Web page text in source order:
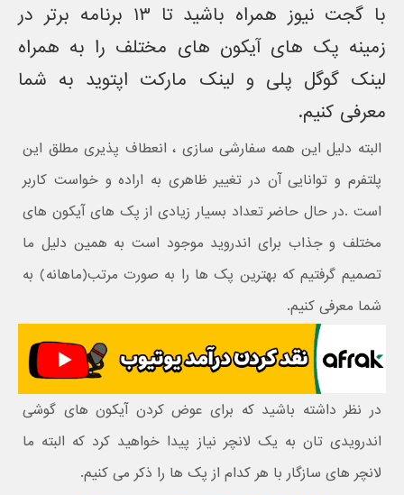
با گجت نیوز همراه باشید تا ۱۳ برنامه برتر در
زمینه پک های آیکون های مختلف را به همراه
لینک گوگل پلی و لینک مارکت اپتوید به شما
معرفی کنیم.
البته دلیل این همه سفارشی سازی ، انعطاف پذیری مطلق این
پلتفرم و توانایی آن در تغییر ظاهری به اراده و خواست کاربر
است .در حال حاضر تعداد بسیار زیادی از پک های آیکون های
مختلف و جذاب برای اندروید موجود است به همین دلیل ما
تصمیم گرفتیم که بهترین پک ها را به صورت مرتب(ماهانه) به
شما معرفی کنیم.
در نظر داشته باشید که برای عوض کردن آیکون های گوشی
اندرویدی تان به یک لانچر نیاز پیدا خواهید کرد که البته ما
لانچر های سازگار با هر کدام از پک ها را ذکر می کنیم.